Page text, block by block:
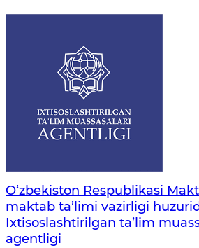
O‘zbekiston Respublikasi
maktab ta’limi vazirligi
Ixtisoslashtirilgan ta’lim
agentligi